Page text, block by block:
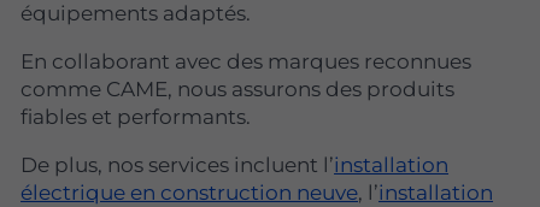
équipements adaptés.
En collaborant avec des marques reconnues
comme CAME, nous assurons des produits
fiables et performants.
De plus, nos services incluent l’installation
électrique en construction neuve, l’installation